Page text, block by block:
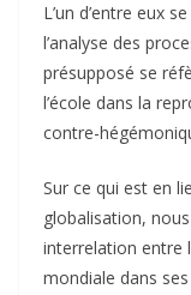
L’un d’entre eux
l’analyse des
présupposé se
l’école dans la
contre-
Sur ce qui est en
globalisation,
interrelation entre
mondiale dans